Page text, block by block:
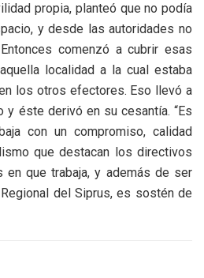
propia, planteó que no podía
y desde las autoridades no
comenzó a cubrir esas
localidad a la cual estaba
los otros efectores. Eso llevó a
y éste derivó en su cesantía. “Es
con un compromiso, calidad
que destacan los directivos
que trabaja, y además de ser
del Siprus, es sostén de